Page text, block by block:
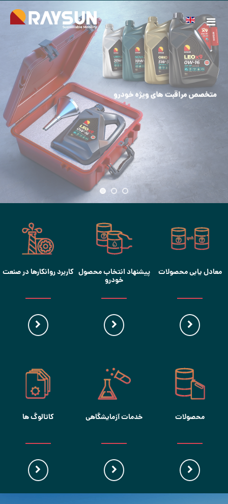
معادل یابی محصولات پیشنهاد انتخاب محصول
خودرو
کاربرد روانکارها در صنعت
محصولات خدمات آزمایشگاهی کاتالوگ ها